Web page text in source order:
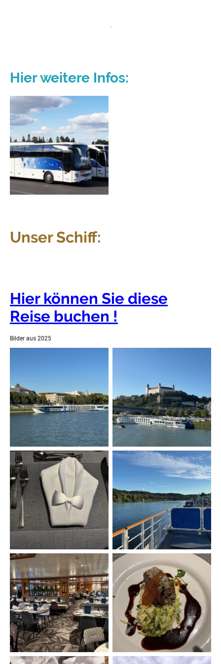
.
Hier weitere Infos:
Unser Schiff:
Hier können Sie diese
Reise buchen !
Bilder aus 2025